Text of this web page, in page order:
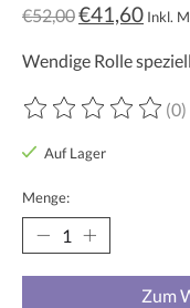
€52,00€41,60 Inkl.
Wendige Rolle
Die Bewertung (0)
Auf Lager
Menge:
Zum